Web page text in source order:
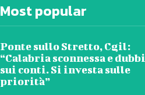
Most popular
Ponte sullo Stretto, Cgil:
“Calabria sconnessa e dubbi
sui conti. Si investa sulle
priorità”